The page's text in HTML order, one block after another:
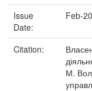
Issue
Date:
Feb-
Citation:
М.